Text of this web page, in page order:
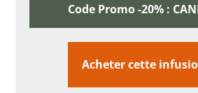
Code Promo -20% :
Acheter cette